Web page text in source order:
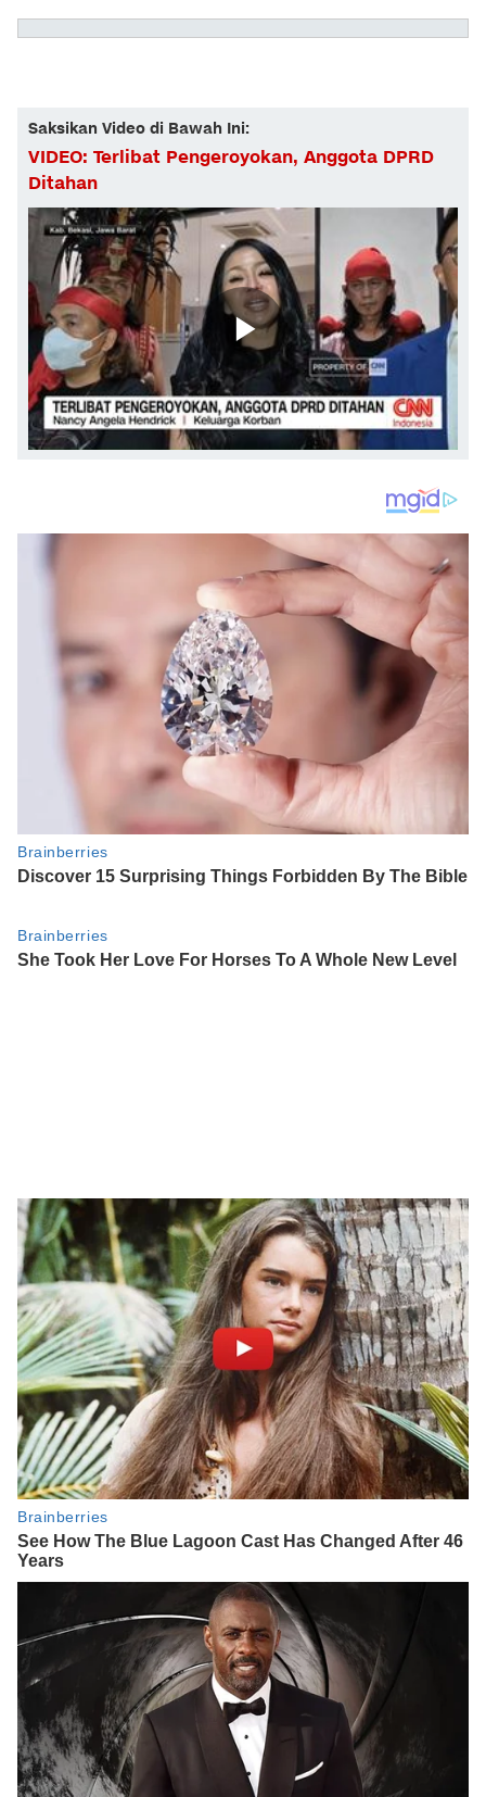
Saksikan Video di Bawah Ini:
VIDEO: Terlibat Pengeroyokan, Anggota DPRD
Ditahan